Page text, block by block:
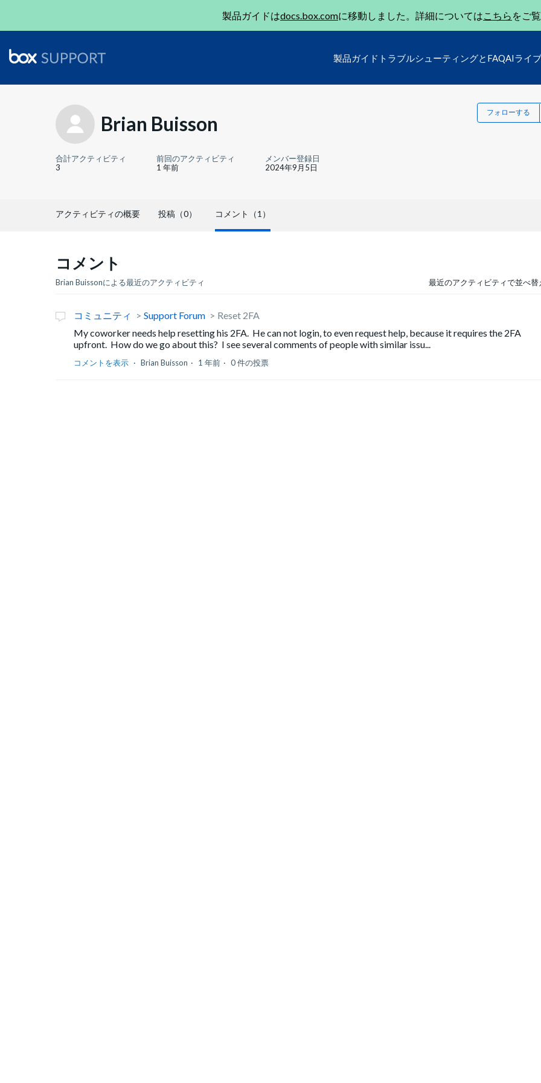
製品ガイドはdocs.box.comに移動しました。詳細についてはこちら をご
製品ガイド トラブルシューティングとFAQAIライ
Brian Buisson フォローする
合計アクティビティ
3
前回のアクティビティ
1 年前
メンバー登録日
2024年9月5日
アクティビティの概要 投稿（0） コメント（1）
コメント
Brian Buissonによる最近のアクティビティ 最近のアクティビティで並べ
コミュニティ Support Forum
Reset 2FA
My coworker needs help resetting his 2FA. He can not login, to even request help, because it requires the 2FA
upfront. How do we go about this? I see several comments of people with similar issu...
コメントを表示 Brian Buisson 1 年前 0 件の投票